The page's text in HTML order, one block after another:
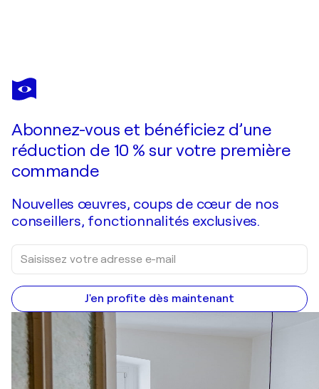
GEORGES BRAQUE
Selfportrait
Abonnez-vous et bénéficiez d’une
réduction de 10 % sur votre première
commande
Nouvelles œuvres, coups de cœur de nos
conseillers, fonctionnalités exclusives.
J'en profite dès maintenant